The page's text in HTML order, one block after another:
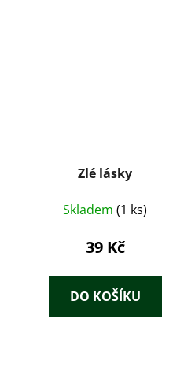
Zlé lásky
Skladem (1 ks)
39 Kč
DO KOŠÍKU